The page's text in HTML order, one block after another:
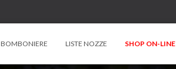
BOMBONIERE LISTE NOZZE SHOP ON-LINE